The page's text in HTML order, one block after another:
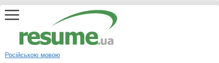
Російською мовою